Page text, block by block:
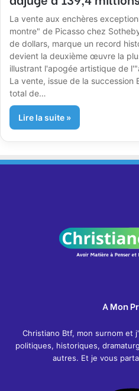
La vente aux enchères
montre" de Picasso chez
de dollars, marque un record
devient la deuxième œuvre la
illustrant l'apogée artistique de
La vente, issue de la succession
total de…
Lire la suite »
A Mon
Christiano Btf, mon surnom et
politiques, historiques,
autres. Et je vous